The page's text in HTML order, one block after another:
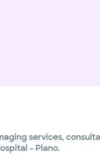
services,
– Plano.